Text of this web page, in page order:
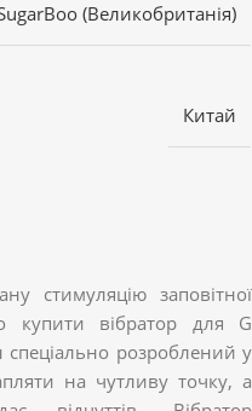
(Великобританія)
Китай
стимуляцію заповітної
купити вібратор для G
розроблений у
на чутливу точку, а